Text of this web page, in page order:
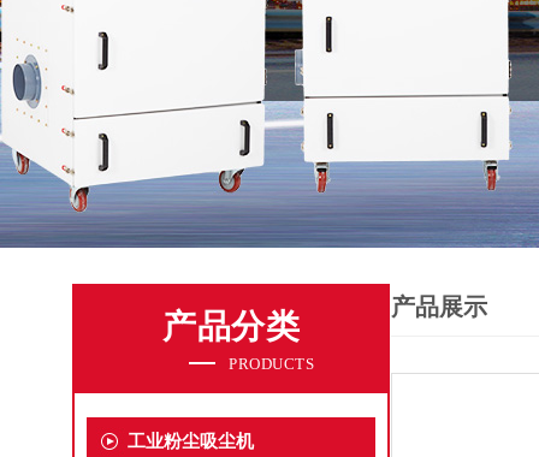
产品分类
PRODUCTS
工业粉尘吸尘机
产品展示